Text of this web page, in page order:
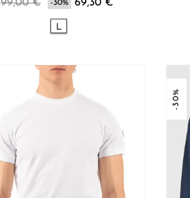
99,00 € -30% 69,30 €
L
-30%